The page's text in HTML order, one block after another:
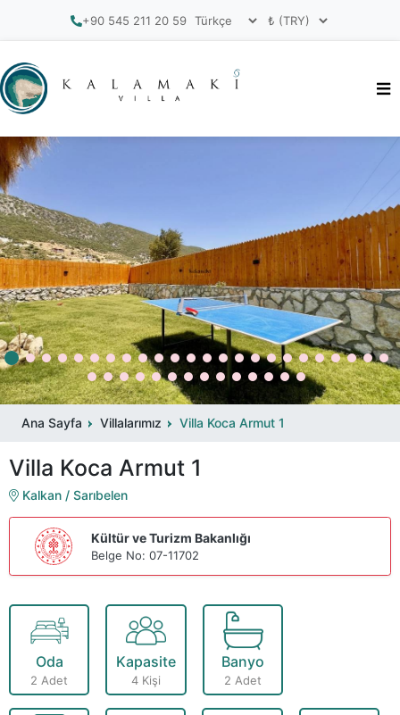
+90 545 211 20 59
Ana Sayfa Villalarımız Villa Koca Armut 1
Villa Koca Armut 1
Kalkan / Sarıbelen
Kültür ve Turizm Bakanlığı
Belge No: 07-11702
Oda
2 Adet
Kapasite
4 Kişi
Banyo
2 Adet